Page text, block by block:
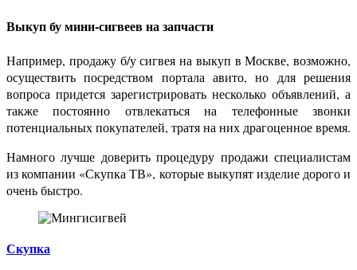
Выкуп бу мини-сигвеев на запчасти
Например, продажу б/у сигвея на выкуп в Москве, возможно,
осуществить посредством портала авито, но для решения
вопроса придется зарегистрировать несколько объявлений, а
также постоянно отвлекаться на телефонные звонки
потенциальных покупателей, тратя на них драгоценное время.
Намного лучше доверить процедуру продажи специалистам
из компании «Скупка ТВ», которые выкупят изделие дорого и
очень быстро.
Скупка